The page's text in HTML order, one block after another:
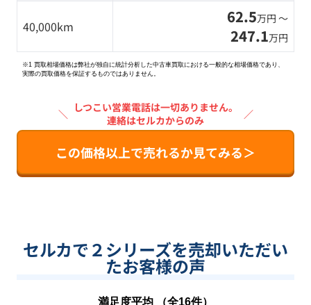
40,000km 62.5万円 〜
247.1万円
※1 買取相場価格は弊社が独自に統計分析した中古車買取における一般的な相場価格であり、
実際の買取価格を保証するものではありません。
＼ しつこい営業電話は一切ありません。
連絡はセルカからのみ
／
この価格以上で売れるか見てみる＞
セルカで２シリーズを売却いただい
たお客様の声
満足度平均 （全16件）